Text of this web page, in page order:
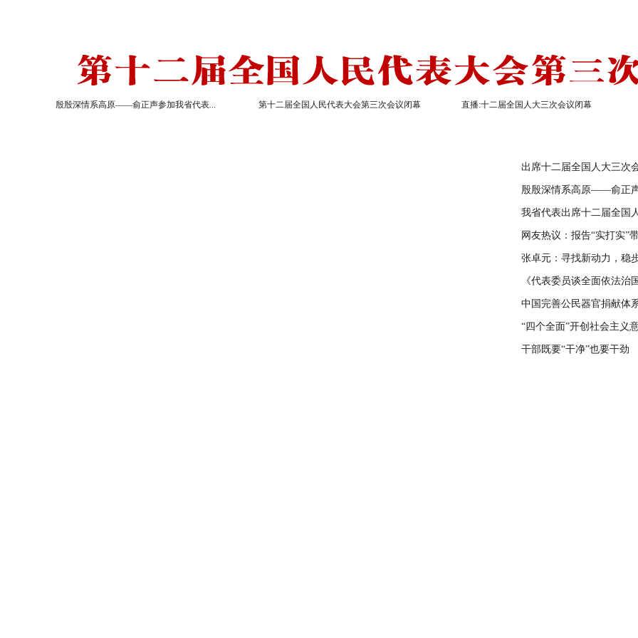
殷殷深情系高原——俞正声参加我省代表... 第十二届全国人民代表大会第三次会议闭幕 直播:十二届全国人大三次会议闭幕
出席十二届全国人大三次
殷殷深情系高原——俞正
我省代表出席十二届全国
网友热议：报告“实打实”
张卓元：寻找新动力，稳
《代表委员谈全面依法治国
中国完善公民器官捐献体
“四个全面”开创社会主义
干部既要“干净”也要干劲